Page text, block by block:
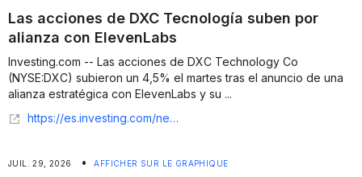
Las acciones de DXC Tecnología suben por
alianza con ElevenLabs
Investing.com -- Las acciones de DXC Technology Co
(NYSE:DXC) subieron un 4,5% el martes tras el anuncio de una
alianza estratégica con ElevenLabs y su ...
https://es.investing.com/news/stock-market-news/las-acciones-de-dxc-tecnologia-suben-por-alianza-con-elevenlabs-93CH-3763928
JUIL. 29, 2026 • AFFICHER SUR LE GRAPHIQUE